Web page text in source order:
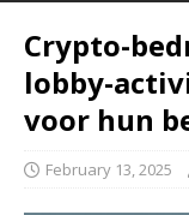
Crypto-
lobby-
voor hun
February 13, 2025